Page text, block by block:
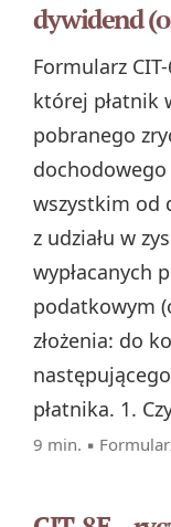
dywidend
Formularz
której płatnik
pobranego
wszystkim od
z udziału w
wypłacanych
podatkowym
złożenia: do
płatnika. 1.
9 min. ▪